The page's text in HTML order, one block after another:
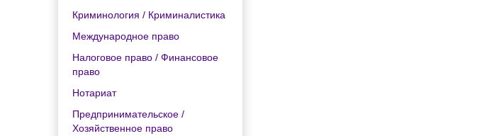
Криминология / Криминалистика
Международное право
Налоговое право / Финансовое
право
Нотариат
Предпринимательское /
Хозяйственное право